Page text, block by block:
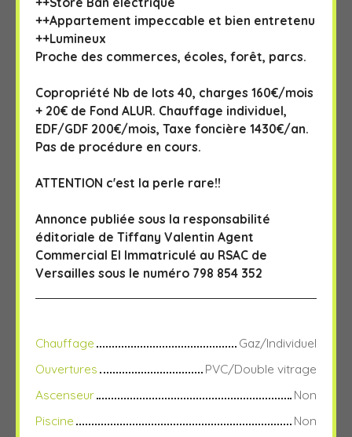
++Appartement impeccable et bien entretenu
++Lumineux
Proche des commerces, écoles, forêt, parcs.
Copropriété Nb de lots 40, charges 160€/mois
+ 20€ de Fond ALUR. Chauffage individuel,
EDF/GDF 200€/mois, Taxe foncière 1430€/an.
Pas de procédure en cours.
ATTENTION c'est la perle rare!!
Annonce publiée sous la responsabilité
éditoriale de Tiffany Valentin Agent
Commercial EI Immatriculé au RSAC de
Versailles sous le numéro 798 854 352
Chauffage
Gaz/Individuel
Ouvertures
PVC/Double vitrage
Ascenseur
Non
Piscine
Non